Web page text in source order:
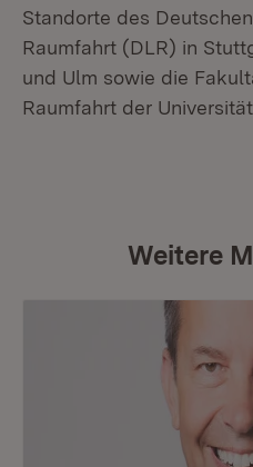
Standorte des
Raumfahrt (DLR) in
und Ulm sowie die
Raumfahrt der
Weitere